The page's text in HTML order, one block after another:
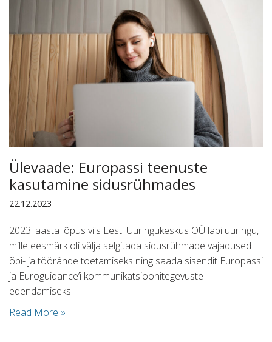
Ülevaade: Europassi teenuste
kasutamine sidusrühmades
22.12.2023
2023. aasta lõpus viis Eesti Uuringukeskus OÜ läbi uuringu,
mille eesmärk oli välja selgitada sidusrühmade vajadused
õpi- ja töörände toetamiseks ning saada sisendit Europassi
ja Euroguidance’i kommunikatsioonitegevuste
edendamiseks.
Read More »